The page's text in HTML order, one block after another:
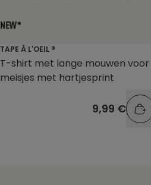
TAPE À L'OEIL ®
T-shirt met lange mouwen voor
meisjes met hartjesprint
9,99 €